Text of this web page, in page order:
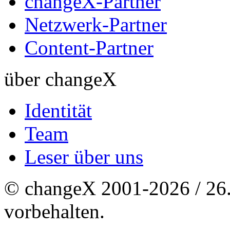
Netzwerk-Partner
Content-Partner
über changeX
Identität
Team
Leser über uns
© changeX 2001-2026 /
vorbehalten.